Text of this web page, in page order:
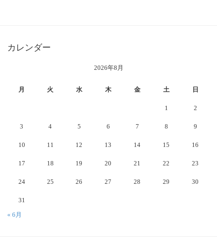
カレンダー
2026年8月
月 火 水 木 金 土 日
1 2
3 4 5 6 7 8 9
10 11 12 13 14 15 16
17 18 19 20 21 22 23
24 25 26 27 28 29 30
31
« 6月